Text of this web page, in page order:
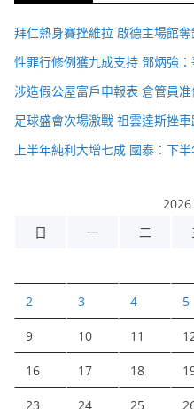
拜仁熱身賽挫維拉 啟德主場館
性罪行修例獲九成支持 鄧炳強
涉造假公屋富戶申報表 倉管員
足球盛會次場激戰 祖雲達斯挫
上半年純利大增七成 國泰：下
2026
日
一 二
2 3 4 5
9 10 11
16 17 18
23 24 25